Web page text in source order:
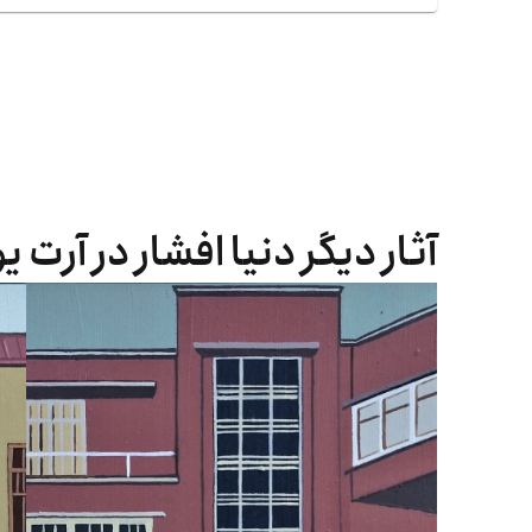
آثار دیگر دنیا افشار در آرت